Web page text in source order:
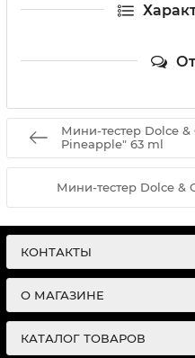
Мини-тестер Dolce
Pineapple" 63 ml
Мини-тестер Dolce &
КОНТАКТЫ
О МАГАЗИНЕ
КАТАЛОГ ТОВАРОВ